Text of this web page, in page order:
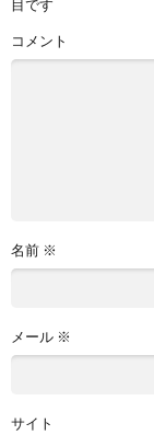
目です
コメント
名前 ※
メール ※
サイト